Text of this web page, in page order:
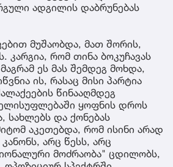
ადგილის დაბრუნებას
მუშაობდა, მათ შორის,
კარგია, რომ თინა ბოკუჩავას
ეს მას შემდეგ მოხდა,
ის, რასაც მისი პარტია
წინააღმდეგ
ყოფნის დროს
სახლებს და ქონებას
აკეთებდა, რომ ისინი არად
არც წესს, არც
მოძრაობა" ცდილობს,